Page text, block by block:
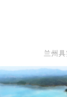
兰州